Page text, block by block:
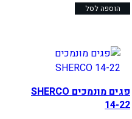
הוספה לסל
פגים מונמכים SHERCO
14-22